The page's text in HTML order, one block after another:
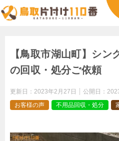
【鳥取市湖山町】シン
の回収・処分ご依頼
更新日： 2023年2月27日 公開日：
お客様の声
不用品回収・処分